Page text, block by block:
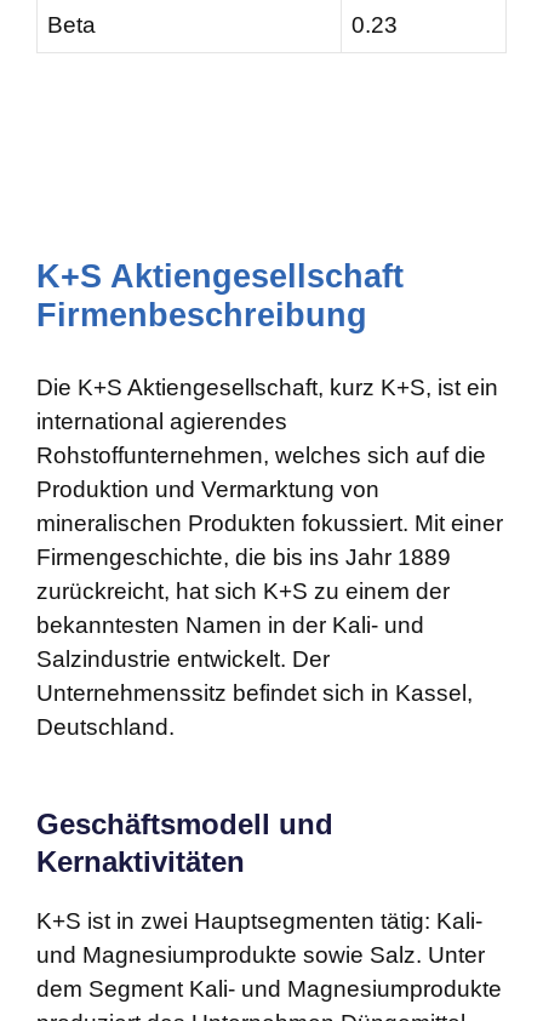
Beta 0.23
K+S Aktiengesellschaft
Firmenbeschreibung
Die K+S Aktiengesellschaft, kurz K+S, ist ein
international agierendes
Rohstoffunternehmen, welches sich auf die
Produktion und Vermarktung von
mineralischen Produkten fokussiert. Mit einer
Firmengeschichte, die bis ins Jahr 1889
zurückreicht, hat sich K+S zu einem der
bekanntesten Namen in der Kali- und
Salzindustrie entwickelt. Der
Unternehmenssitz befindet sich in Kassel,
Deutschland.
Geschäftsmodell und
Kernaktivitäten
K+S ist in zwei Hauptsegmenten tätig: Kali-
und Magnesiumprodukte sowie Salz. Unter
dem Segment Kali- und Magnesiumprodukte